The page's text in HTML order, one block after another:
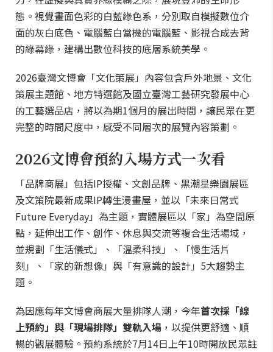
態。視覺畫面色彩的白藍綠色系，分別取自模擬數位介
面的灰白底色、電腦藍白當機的電腦藍、影視合成去背
的綠幕綠，建構出數位科技的底層系統美學。
2026臺灣文博會「文化策展」內容包含戶外地景、文化
策展主題館、地方特選館及國立臺灣工藝研究發展中心
的工藝選品店，將以為期1個月的展出時間，讓民眾在更
完整的時間尺度中，感受不同層次的展覽內容策劃。
2026文博會預約入場方式一次看
「品牌商展」包括IP授權、文創品牌、黑潮星樂園展區
及文策院最新成果IP轉生漫畫屋，並以「未來日常式
Future Everyday」為主題，實體展區以「家」為空間原
點，延伸出工作、創作、休息與交流等複合生活場域，
並規劃「生活儀式」、「溫柔科技」、「慢生活片
刻」、「家的新想像」與「有意識的設計」5大趨勢主
題。
為因應每年文博會商展大量排隊人潮，今年首次採「線
上預約」與「現場排隊」雙軌入場 ，以提供更舒適、順
暢的觀展體驗。預約系統於7月14日上午10時開放民眾註